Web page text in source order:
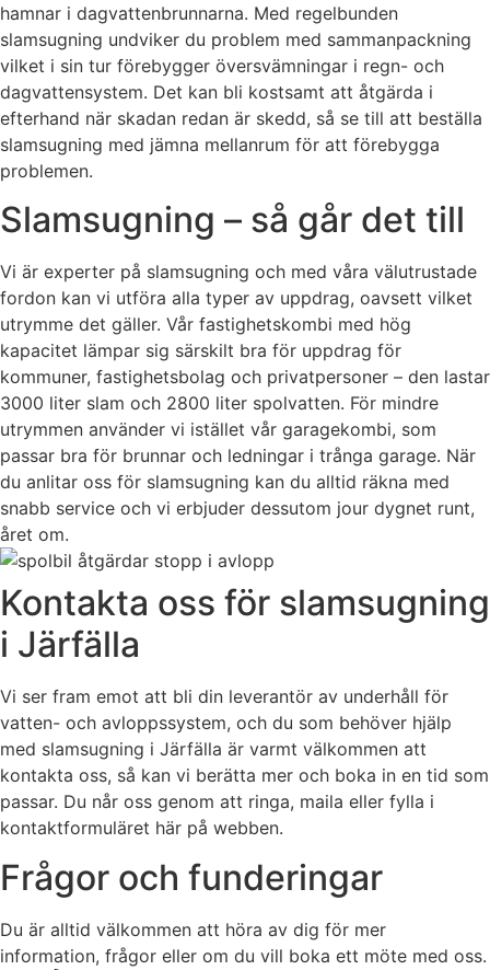
hamnar i dagvattenbrunnarna. Med regelbunden
slamsugning undviker du problem med sammanpackning
vilket i sin tur förebygger översvämningar i regn- och
dagvattensystem. Det kan bli kostsamt att åtgärda i
efterhand när skadan redan är skedd, så se till att beställa
slamsugning med jämna mellanrum för att förebygga
problemen.
Slamsugning – så går det till
Vi är experter på slamsugning och med våra välutrustade
fordon kan vi utföra alla typer av uppdrag, oavsett vilket
utrymme det gäller. Vår fastighetskombi med hög
kapacitet lämpar sig särskilt bra för uppdrag för
kommuner, fastighetsbolag och privatpersoner – den lastar
3000 liter slam och 2800 liter spolvatten. För mindre
utrymmen använder vi istället vår garagekombi, som
passar bra för brunnar och ledningar i trånga garage. När
du anlitar oss för slamsugning kan du alltid räkna med
snabb service och vi erbjuder dessutom jour dygnet runt,
året om.
Kontakta oss för slamsugning
i Järfälla
Vi ser fram emot att bli din leverantör av underhåll för
vatten- och avloppssystem, och du som behöver hjälp
med slamsugning i Järfälla är varmt välkommen att
kontakta oss, så kan vi berätta mer och boka in en tid som
passar. Du når oss genom att ringa, maila eller fylla i
kontaktformuläret här på webben.
Frågor och funderingar
Du är alltid välkommen att höra av dig för mer
information, frågor eller om du vill boka ett möte med oss.